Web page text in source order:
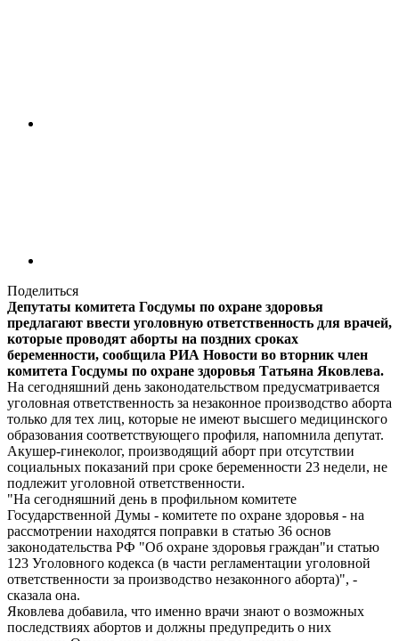
Поделиться
Депутаты комитета Госдумы по охране здоровья
предлагают ввести уголовную ответственность для врачей,
которые проводят аборты на поздних сроках
беременности, сообщила РИА Новости во вторник член
комитета Госдумы по охране здоровья Татьяна Яковлева.
На сегодняшний день законодательством предусматривается
уголовная ответственность за незаконное производство аборта
только для тех лиц, которые не имеют высшего медицинского
образования соответствующего профиля, напомнила депутат.
Акушер-гинеколог, производящий аборт при отсутствии
социальных показаний при сроке беременности 23 недели, не
подлежит уголовной ответственности.
"На сегодняшний день в профильном комитете
Государственной Думы - комитете по охране здоровья - на
рассмотрении находятся поправки в статью 36 основ
законодательства РФ "Об охране здоровья граждан"и статью
123 Уголовного кодекса (в части регламентации уголовной
ответственности за производство незаконного аборта)", -
сказала она.
Яковлева добавила, что именно врачи знают о возможных
последствиях абортов и должны предупредить о них